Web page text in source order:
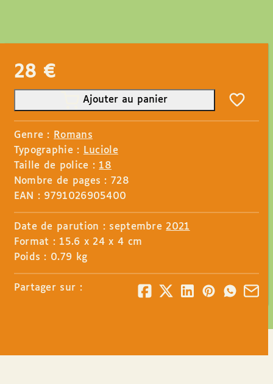
28 €
Ajouter au panier
Genre : Romans
Typographie : Luciole
Taille de police : 18
Nombre de pages : 728
EAN : 9791026905400
Date de parution : septembre 2021
Format : 15.6 x 24 x 4 cm
Poids : 0.79 kg
Partager sur :